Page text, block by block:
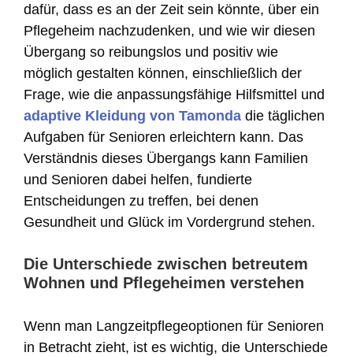
dafür, dass es an der Zeit sein könnte, über ein
Pflegeheim nachzudenken, und wie wir diesen
Übergang so reibungslos und positiv wie
möglich gestalten können, einschließlich der
Frage, wie die anpassungsfähige Hilfsmittel und
adaptive Kleidung von Tamonda die täglichen
Aufgaben für Senioren erleichtern kann. Das
Verständnis dieses Übergangs kann Familien
und Senioren dabei helfen, fundierte
Entscheidungen zu treffen, bei denen
Gesundheit und Glück im Vordergrund stehen.
Die Unterschiede zwischen betreutem
Wohnen und Pflegeheimen verstehen
Wenn man Langzeitpflegeoptionen für Senioren
in Betracht zieht, ist es wichtig, die Unterschiede